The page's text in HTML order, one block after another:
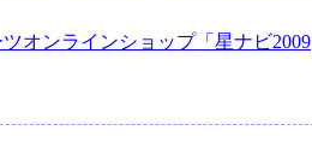
オンラインショップ「星ナビ2009